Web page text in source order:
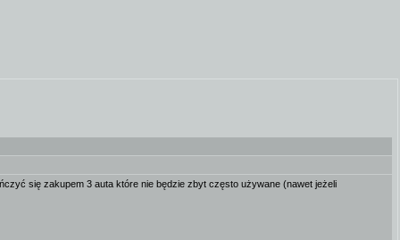
się zakupem 3 auta które nie będzie zbyt często używane (nawet jeżeli